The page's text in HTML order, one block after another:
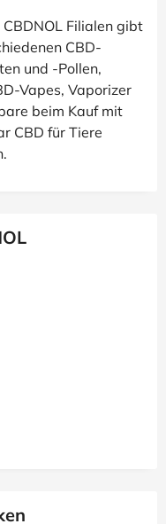
Filialen gibt
CBD-
und -Pollen,
Vapes, Vaporizer
beim Kauf mit
CBD für Tiere